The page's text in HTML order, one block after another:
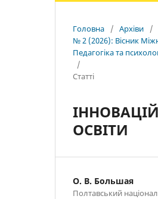
Головна / Архіви
/
№ 2 (2026): Вісник
Педагогіка та
/
Статті
ОСВІТИ
О. В. Большая
Полтавський